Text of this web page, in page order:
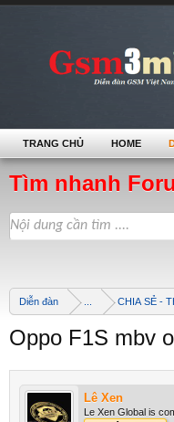
Tìm nhanh
Diễn đàn CHIA SẺ -
Oppo F1S mbv
Lê Xen
Le Xen Global is
TRANG CHỦ HOME